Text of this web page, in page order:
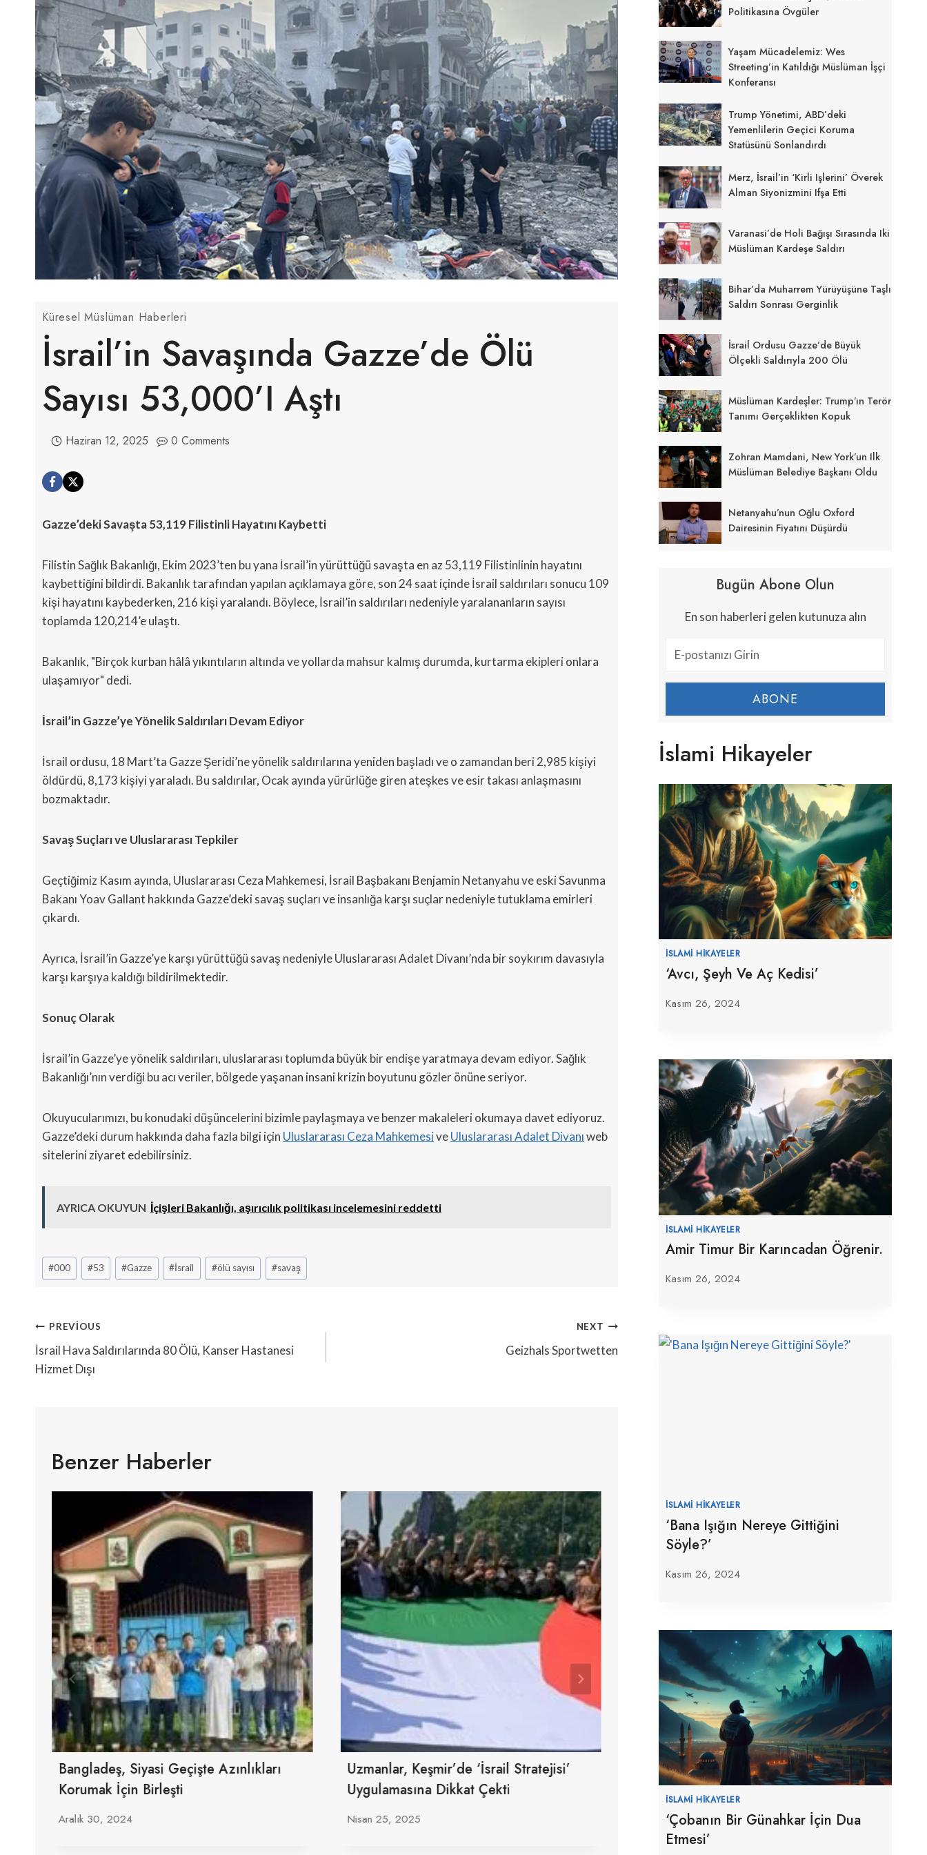
Küresel Müslüman Haberleri
İsrail’in Savaşında Gazze’de Ölü
Sayısı 53,000’i Aştı
Haziran 12, 2025 0 Comments
Gazze’deki Savaşta 53,119 Filistinli Hayatını Kaybetti
Filistin Sağlık Bakanlığı, Ekim 2023’ten bu yana İsrail’in yürüttüğü savaşta en az 53,119 Filistinlinin hayatını
kaybettiğini bildirdi. Bakanlık tarafından yapılan açıklamaya göre, son 24 saat içinde İsrail saldırıları sonucu 109
kişi hayatını kaybederken, 216 kişi yaralandı. Böylece, İsrail’in saldırıları nedeniyle yaralananların sayısı
toplamda 120,214’e ulaştı.
Bakanlık, "Birçok kurban hâlâ yıkıntıların altında ve yollarda mahsur kalmış durumda, kurtarma ekipleri onlara
ulaşamıyor" dedi.
İsrail’in Gazze’ye Yönelik Saldırıları Devam Ediyor
İsrail ordusu, 18 Mart’ta Gazze Şeridi’ne yönelik saldırılarına yeniden başladı ve o zamandan beri 2,985 kişiyi
öldürdü, 8,173 kişiyi yaraladı. Bu saldırılar, Ocak ayında yürürlüğe giren ateşkes ve esir takası anlaşmasını
bozmaktadır.
Savaş Suçları ve Uluslararası Tepkiler
Geçtiğimiz Kasım ayında, Uluslararası Ceza Mahkemesi, İsrail Başbakanı Benjamin Netanyahu ve eski Savunma
Bakanı Yoav Gallant hakkında Gazze’deki savaş suçları ve insanlığa karşı suçlar nedeniyle tutuklama emirleri
çıkardı.
Ayrıca, İsrail’in Gazze’ye karşı yürüttüğü savaş nedeniyle Uluslararası Adalet Divanı’nda bir soykırım davasıyla
karşı karşıya kaldığı bildirilmektedir.
Sonuç Olarak
İsrail’in Gazze’ye yönelik saldırıları, uluslararası toplumda büyük bir endişe yaratmaya devam ediyor. Sağlık
Bakanlığı’nın verdiği bu acı veriler, bölgede yaşanan insani krizin boyutunu gözler önüne seriyor.
Okuyucularımızı, bu konudaki düşüncelerini bizimle paylaşmaya ve benzer makaleleri okumaya davet ediyoruz.
Gazze’deki durum hakkında daha fazla bilgi için Uluslararası Ceza MahkemesiveUluslararası Adalet Divanıweb
sitelerini ziyaret edebilirsiniz.
AYRICA OKUYUN İçişleri Bakanlığı, aşırıcılık politikası incelemesini reddetti
Post
Tags:
#000 #53 #Gazze #İsrail #ölü sayısı #savaş
Yazı
Gezinmesi
PREVIOUS
İsrail Hava Saldırılarında 80 Ölü, Kanser Hastanesi
Hizmet Dışı
NEXT
Geizhals Sportwetten
Benzer Haberler
Bangladeş, Siyasi Geçişte Azınlıkları
Korumak İçin Birleşti
Aralık 30, 2024
Uzmanlar, Keşmir’de ‘İsrail Stratejisi’
Uygulamasına Dikkat Çekti
Nisan 25, 2025
Trump Ve Netanyahu, Filistinlilerin
Teslim Olmasını İstiyor: Olmayacaklar
Mart 20, 2025
Politikasına Övgüler
Yaşam Mücadelemiz: Wes
Streeting’in Katıldığı Müslüman İşçi
Konferansı
Trump Yönetimi, ABD’deki
Yemenlilerin Geçici Koruma
Statüsünü Sonlandırdı
Merz, İsrail’in ‘kirli Işlerini’ Överek
Alman Siyonizmini Ifşa Etti
Varanasi’de Holi Bağışı Sırasında Iki
Müslüman Kardeşe Saldırı
Bihar’da Muharrem Yürüyüşüne Taşlı
Saldırı Sonrası Gerginlik
İsrail Ordusu Gazze’de Büyük
Ölçekli Saldırıyla 200 Ölü
Müslüman Kardeşler: Trump’ın Terör
Tanımı Gerçeklikten Kopuk
Zohran Mamdani, New York’un Ilk
Müslüman Belediye Başkanı Oldu
Netanyahu’nun Oğlu Oxford
Dairesinin Fiyatını Düşürdü
Bugün Abone Olun
En son haberleri gelen kutunuza alın
ABONE
İslami Hikayeler
İSLAMI HIKAYELER
‘Avcı, Şeyh Ve Aç Kedisi’
Kasım 26, 2024
İSLAMI HIKAYELER
Amir Timur Bir Karıncadan Öğrenir.
Kasım 26, 2024
İSLAMI HIKAYELER
‘Bana Işığın Nereye Gittiğini
Söyle?’
Kasım 26, 2024
İSLAMI HIKAYELER
‘Çobanın Bir Günahkar İçin Dua
Etmesi’